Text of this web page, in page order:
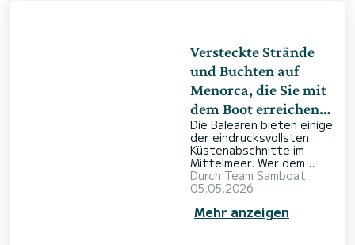
jeder Tag zu ein
Versteckte Strände
und Buchten auf
Menorca, die Sie mit
dem Boot erreichen
können
Die Balearen bieten einige
der eindrucksvollsten
Küstenabschnitte im
Mittelmeer. Wer dem
Trubel entfliehen
möchte, findet auf
versteckte Orte, die nur
Durch Team Samboat
05.05.2026
Mehr anzeigen